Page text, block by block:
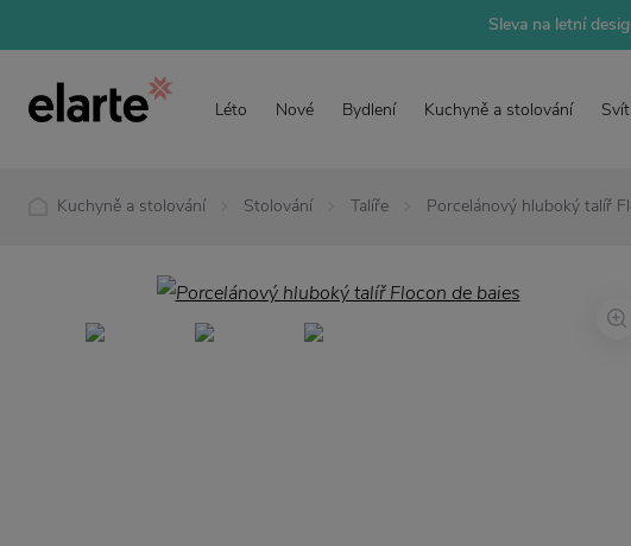
Sleva na letní
Léto Nové Bydlení Kuchyně a stolování
Kuchyně a stolování Stolování Talíře Porcelánový hluboký talíř